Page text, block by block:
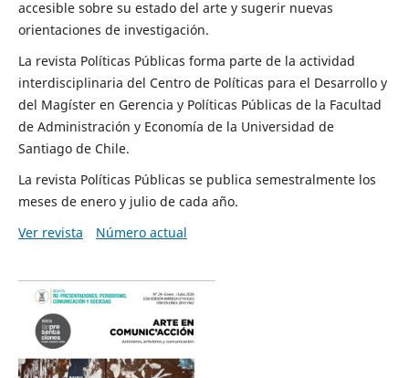
accesible sobre su estado del arte y sugerir nuevas
orientaciones de investigación.
La revista Políticas Públicas forma parte de la actividad
interdisciplinaria del Centro de Políticas para el Desarrollo y
del Magíster en Gerencia y Políticas Públicas de la Facultad
de Administración y Economía de la Universidad de
Santiago de Chile.
La revista Políticas Públicas se publica semestralmente los
meses de enero y julio de cada año.
Ver revista
Número actual